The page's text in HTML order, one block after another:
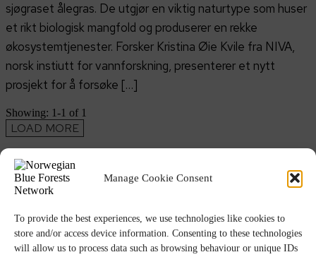
Manage Cookie Consent
To provide the best experiences, we use technologies like cookies to
store and/or access device information. Consenting to these technologies
will allow us to process data such as browsing behaviour or unique IDs
sjøgraset ålegras. De utgjør en viktig naturtype som huser
et rikt biologisk mangfold og produserer en rekke
økosystemtjenester. Forsker Kristina Øie Kvile fra NIVA,
norsk instiutt for vannforskning, presenterer et nytt
prosjekt for å forsøke […]
Showing: 1-1 of 1
LOAD MORE
Hva er blå skog?
Høydepunkter
Publikasjoner
English
© Copyright
GRID-Arendal © 2023 . All rights reserved